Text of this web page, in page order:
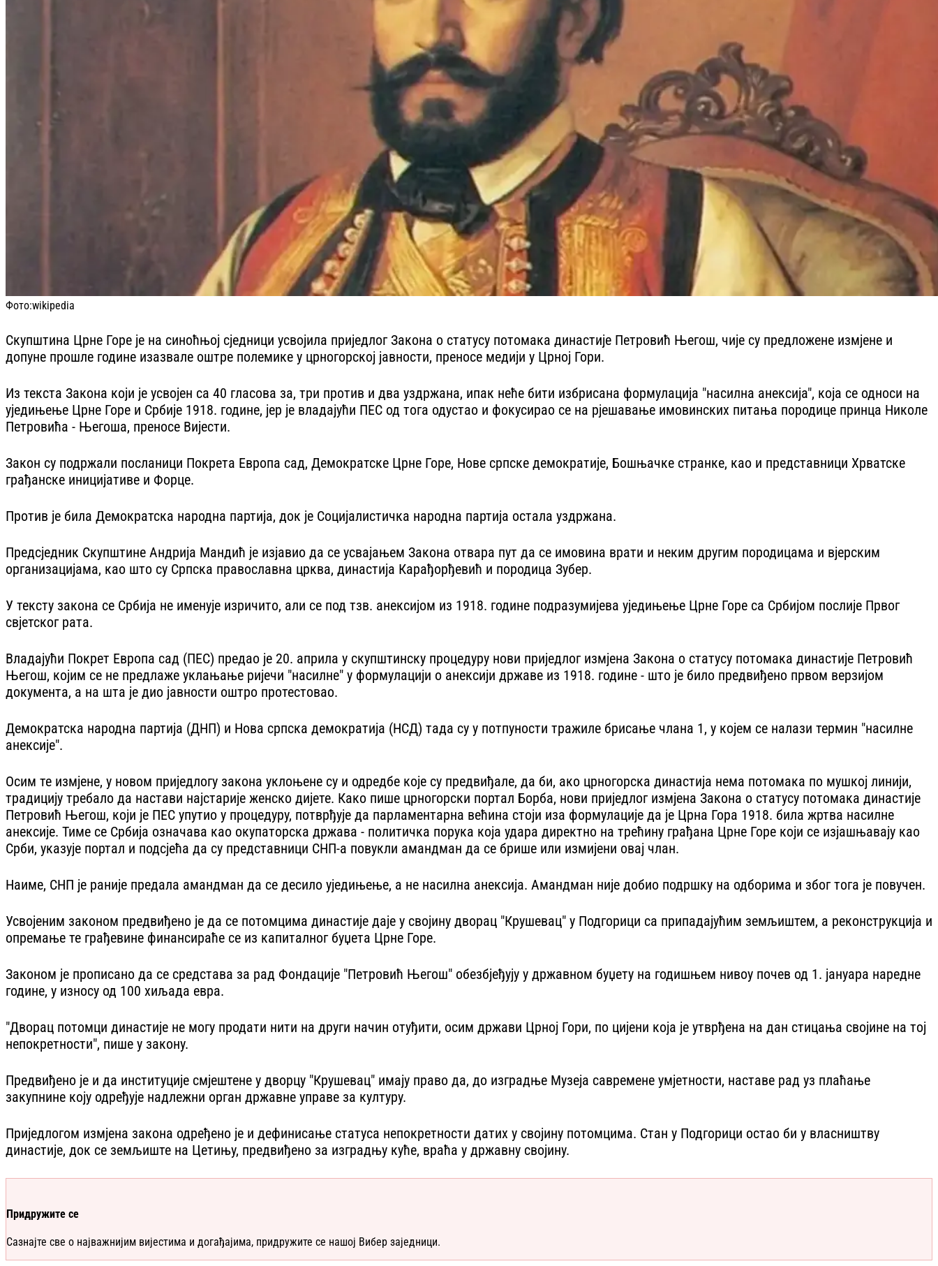
Фото:wikipedia
Скупштина Црне Горе је на синоћњој сједници усвојила приједлог Закона о статусу потомака династије Петровић Његош, чије су предложене измјене и
допуне прошле године изазвале оштре полемике у црногорској јавности, преносе медији у Црној Гори.
Из текста Закона који је усвојен са 40 гласова за, три против и два уздржана, ипак неће бити избрисана формулација "насилна анексија", која се односи на
уједињење Црне Горе и Србије 1918. године, јер је владајући ПЕС од тога одустао и фокусирао се на рјешавање имовинских питања породице принца Николе
Петровића - Његоша, преносе Вијести.
Закон су подржали посланици Покрета Европа сад, Демократске Црне Горе, Нове српске демократије, Бошњачке странке, као и представници Хрватске
грађанске иницијативе и Форце.
Против је била Демократска народна партија, док је Социјалистичка народна партија остала уздржана.
Предсједник Скупштине Андрија Мандић је изјавио да се усвајањем Закона отвара пут да се имовина врати и неким другим породицама и вјерским
организацијама, као што су Српска православна црква, династија Карађорђевић и породица Зубер.
У тексту закона се Србија не именује изричито, али се под тзв. анексијом из 1918. године подразумијева уједињење Црне Горе са Србијом послије Првог
свјетског рата.
Владајући Покрет Европа сад (ПЕС) предао је 20. априла у скупштинску процедуру нови приједлог измјена Закона о статусу потомака династије Петровић
Његош, којим се не предлаже уклањање ријечи "насилне" у формулацији о анексији државе из 1918. године - што је било предвиђено првом верзијом
документа, а на шта је дио јавности оштро протестовао.
Демократска народна партија (ДНП) и Нова српска демократија (НСД) тада су у потпуности тражиле брисање члана 1, у којем се налази термин "насилне
анексије".
Осим те измјене, у новом приједлогу закона уклоњене су и одредбе које су предвиђале, да би, ако црногорска династија нема потомака по мушкој линији,
традицију требало да настави најстарије женско дијете. Како пише црногорски портал Борба, нови приједлог измјена Закона о статусу потомака династије
Петровић Његош, који је ПЕС упутио у процедуру, потврђује да парламентарна већина стоји иза формулације да је Црна Гора 1918. била жртва насилне
анексије. Тиме се Србија означава као окупаторска држава - политичка порука која удара директно на трећину грађана Црне Горе који се изјашњавају као
Срби, указује портал и подсјећа да су представници СНП-а повукли амандман да се брише или измијени овај члан.
Наиме, СНП је раније предала амандман да се десило уједињење, а не насилна анексија. Амандман није добио подршку на одборима и због тога је повучен.
Усвојеним законом предвиђено је да се потомцима династије даје у својину дворац "Крушевац" у Подгорици са припадајућим земљиштем, а реконструкција и
опремање те грађевине финансираће се из капиталног буџета Црне Горе.
Законом је прописано да се средстава за рад Фондације "Петровић Његош" обезбјеђују у државном буџету на годишњем нивоу почев од 1. јануара наредне
године, у износу од 100 хиљада евра.
"Дворац потомци династије не могу продати нити на други начин отуђити, осим држави Црној Гори, по цијени која је утврђена на дан стицања својине на тој
непокретности", пише у закону.
Предвиђено је и да институције смјештене у дворцу "Крушевац" имају право да, до изградње Музеја савремене умјетности, наставе рад уз плаћање
закупнине коју одређује надлежни орган државне управе за културу.
Приједлогом измјена закона одређено је и дефинисање статуса непокретности датих у својину потомцима. Стан у Подгорици остао би у власништву
династије, док се земљиште на Цетињу, предвиђено за изградњу куће, враћа у државну својину.
Придружите се
Сазнајте све о најважнијим вијестима и догађајима, придружите се нашој Вибер заједници.